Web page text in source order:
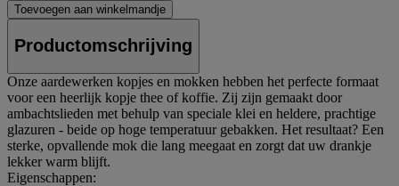
Toevoegen aan winkelmandje
Productomschrijving
Onze aardewerken kopjes en mokken hebben het perfecte formaat
voor een heerlijk kopje thee of koffie. Zij zijn gemaakt door
ambachtslieden met behulp van speciale klei en heldere, prachtige
glazuren - beide op hoge temperatuur gebakken. Het resultaat? Een
sterke, opvallende mok die lang meegaat en zorgt dat uw drankje
lekker warm blijft.
Eigenschappen: